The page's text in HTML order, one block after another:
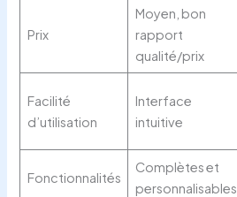
Prix
Moyen, bon
rapport
qualité/prix
Facilité
d’utilisation
Interface
intuitive
Fonctionnalités
Complètes et
personnalisables